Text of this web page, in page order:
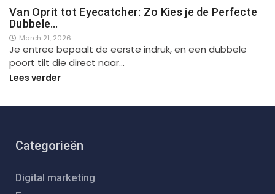
Van Oprit tot Eyecatcher: Zo Kies je de Perfecte
Dubbele…
March 21, 2026
Je entree bepaalt de eerste indruk, en een dubbele
poort tilt die direct naar…
Lees verder
Categorieën
Digital marketing